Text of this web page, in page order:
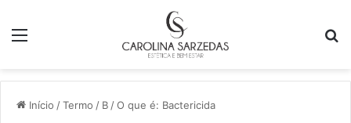
Início /Termo / B /O que é: Bactericida